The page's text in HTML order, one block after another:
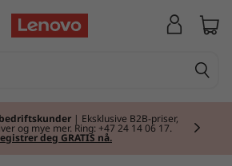
| Eksklusive B2B-priser,
og mye mer. Ring: +47 24 14 06 17.
deg GRATIS nå.